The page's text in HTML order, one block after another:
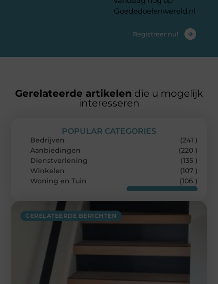
Goededoelenwereld.nl
Registreer nu!
Gerelateerde artikelen die u mogelijk
interesseren
GERELATEERDE BERICHTEN
POPULAR CATEGORIES
Bedrijven
(241 )
Aanbiedingen
(220 )
Dienstverlening
(135 )
Winkelen
(107 )
Woning en Tuin
(106 )